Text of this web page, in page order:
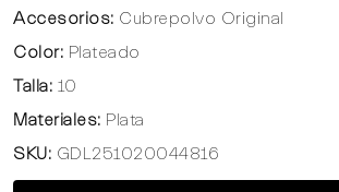
Accesorios: Cubrepolvo Original
Color: Plateado
Talla: 10
Materiales: Plata
SKU: GDL251020044816